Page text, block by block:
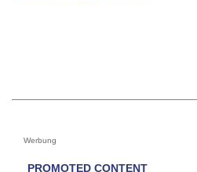
Werbung